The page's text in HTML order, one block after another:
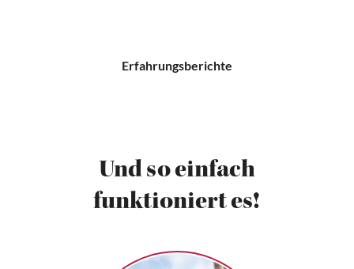
Erfahrungsberichte
Und so einfach
funktioniert es!